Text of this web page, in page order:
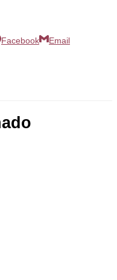
Facebook
Email